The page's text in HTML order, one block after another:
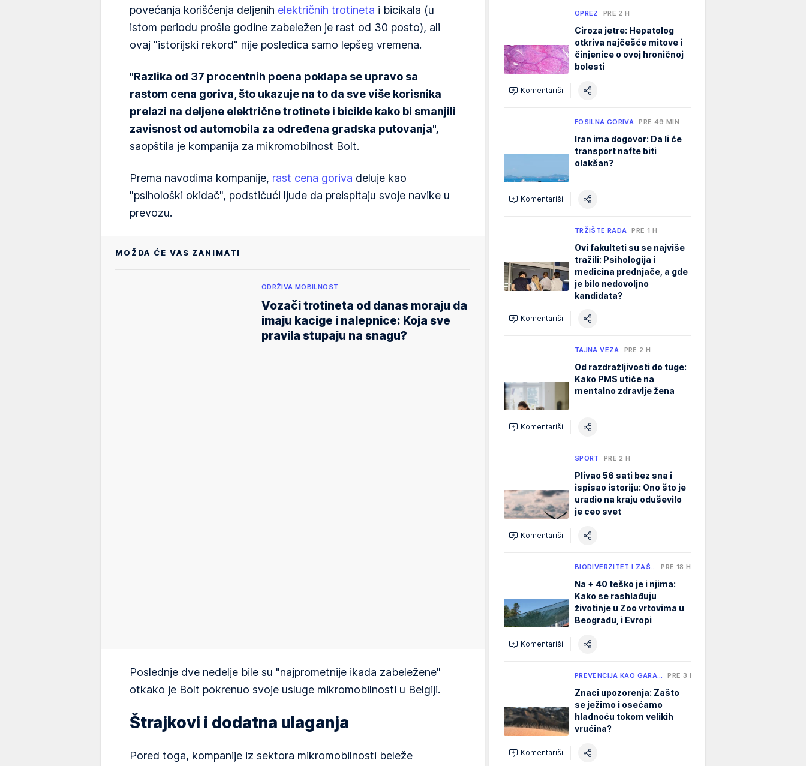
povećanja korišćenja deljenih električnih trotineta i bicikala (u
istom periodu prošle godine zabeležen je rast od 30 posto), ali
ovaj "istorijski rekord" nije posledica samo lepšeg vremena.
"Razlika od 37 procentnih poena poklapa se upravo sa
rastom cena goriva, što ukazuje na to da sve više korisnika
prelazi na deljene električne trotinete i bicikle kako bi smanjili
zavisnost od automobila za određena gradska putovanja",
saopštila je kompanija za mikromobilnost Bolt.
Prema navodima kompanije, rast cena goriva deluje kao
"psihološki okidač", podstičući ljude da preispitaju svoje navike u
prevozu.
MOŽDA ĆE VAS ZANIMATI
ODRŽIVA MOBILNOST
Vozači trotineta od danas moraju da
imaju kacige i nalepnice: Koja sve
pravila stupaju na snagu?
Poslednje dve nedelje bile su "najprometnije ikada zabeležene"
otkako je Bolt pokrenuo svoje usluge mikromobilnosti u Belgiji.
Štrajkovi i dodatna ulaganja
Pored toga, kompanije iz sektora mikromobilnosti beleže
OPREZ PRE 2 H
Ciroza jetre: Hepatolog
otkriva najčešće mitove i
činjenice o ovoj hroničnoj
bolesti
Komentariši
FOSILNA GORIVA PRE 49 MIN
Iran ima dogovor: Da li će
transport nafte biti
olakšan?
Komentariši
TRŽIŠTE RADA PRE 1 H
Ovi fakulteti su se najviše
tražili: Psihologija i
medicina prednjače, a gde
je bilo nedovoljno
kandidata?
Komentariši
TAJNA VEZA PRE 2 H
Od razdražljivosti do tuge:
Kako PMS utiče na
mentalno zdravlje žena
Komentariši
SPORT PRE 2 H
Plivao 56 sati bez sna i
ispisao istoriju: Ono što je
uradio na kraju oduševilo
je ceo svet
Komentariši
BIODIVERZITET I ZAŠ… PRE 18 H
Na + 40 teško je i njima:
Kako se rashlađuju
životinje u Zoo vrtovima u
Beogradu, i Evropi
Komentariši
PREVENCIJA KAO GARA… PRE 3 H
Znaci upozorenja: Zašto
se ježimo i osećamo
hladnoću tokom velikih
vrućina?
Komentariši